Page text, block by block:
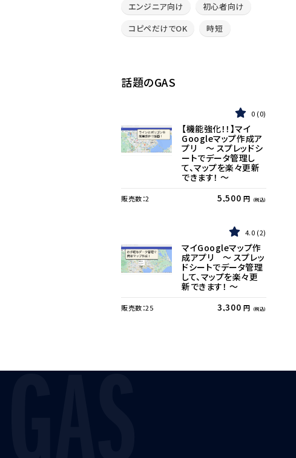
エンジニア向け
初心者向け
コピペだけでOK
時短
話題のGAS
0 0
【機能強化！！】マイ
Googleマップ作成ア
プリ 〜 スプレッドシ
ートでデータ管理し
て、マップを楽々更新
できます！ 〜
販売数：2 5,500 円 (税込)
4.0 2
マイGoogleマップ作
成アプリ 〜 スプレッ
ドシートでデータ管理
して、マップを楽々更
新できます！ 〜
販売数：25 3,300 円 (税込)